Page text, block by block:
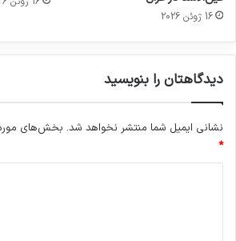
16 ژوئن 2026
دیدگاهتان را بنویسید
نشانی ایمیل شما منتشر نخواهد شد. بخش‌های
*